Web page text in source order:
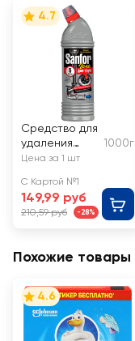
4.7
Средство для
удаления
сильных
трубах
SANFOR 5
минут
1000г
Цена за 1 шт
С Картой №1
149,99 руб
210,59 руб -28%
Похожие товары
4.6